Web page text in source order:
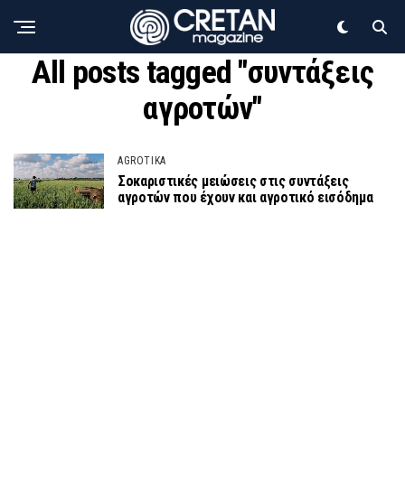
All posts tagged "συντάξεις
αγροτών"
AGROTIKA
Σοκαριστικές μειώσεις στις συντάξεις
αγροτών που έχουν και αγροτικό εισόδημα